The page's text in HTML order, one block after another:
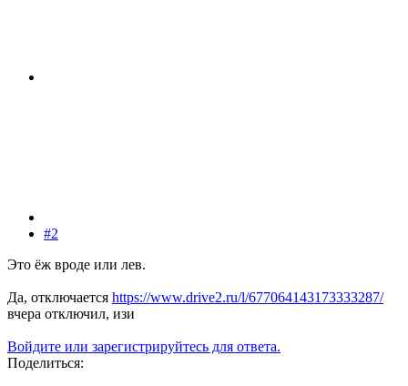
#2
Это ёж вроде или лев.
Да, отключается https://www.drive2.ru/l/677064143173333287/
вчера отключил, изи
Войдите или зарегистрируйтесь для ответа.
Поделиться: